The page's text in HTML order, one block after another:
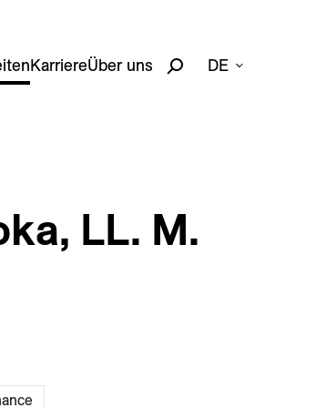
KarriereÜber uns DE
LL. M.